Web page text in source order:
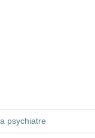
psychiatre